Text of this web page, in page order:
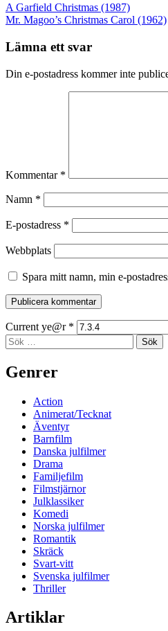
Inläggsnavigering
A Garfield Christmas (1987)
Mr. Magoo’s Christmas Carol (1962)
Lämna ett svar
Din e-postadress kommer inte
Kommentar *
Namn *
E-postadress *
Webbplats
Spara mitt namn, min e-
Current ye@r *
Sidopanel
Sök
efter:
Genrer
Action
Animerat/Tecknat
Äventyr
Barnfilm
Danska julfilmer
Drama
Familjefilm
Filmstjärnor
Julklassiker
Komedi
Norska julfilmer
Romantik
Skräck
Svart-vitt
Svenska julfilmer
Thriller
Artiklar